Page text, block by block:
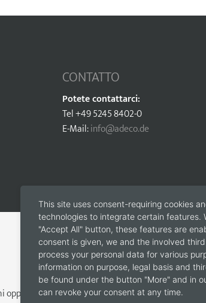
CONTATTO
Potete contattarci:
Tel +49 5245 8402-0
E-Mail:info@adeco.de
spiegazioni usate per favore il sottostante
This site uses consent-requiring cookies
technologies to integrate certain features.
"Accept All" button, these features are
consent is given, we and the involved
process your personal data for various
information on purpose, legal basis and
be found under the button "More" and in
can revoke your consent at any time.